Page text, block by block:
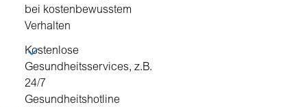
bei kostenbewusstem
Verhalten
Kostenlose
Gesundheitsservices, z.B.
24/7
Gesundheitshotline